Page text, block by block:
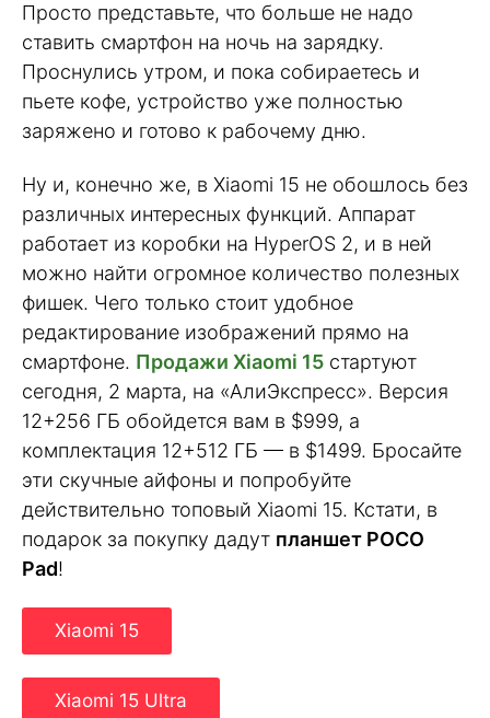
Просто представьте, что больше не надо
ставить смартфон на ночь на зарядку.
Проснулись утром, и пока собираетесь и
пьете кофе, устройство уже полностью
заряжено и готово к рабочему дню.
Ну и, конечно же, в Xiaomi 15 не обошлось без
различных интересных функций. Аппарат
работает из коробки на HyperOS 2, и в ней
можно найти огромное количество полезных
фишек. Чего только стоит удобное
редактирование изображений прямо на
смартфоне. Продажи Xiaomi 15 стартуют
сегодня, 2 марта, на «АлиЭкспресс». Версия
12+256 ГБ обойдется вам в $999, а
комплектация 12+512 ГБ — в $1499. Бросайте
эти скучные айфоны и попробуйте
действительно топовый Xiaomi 15. Кстати, в
подарок за покупку дадут планшет POCO
Pad!
Xiaomi 15
Xiaomi 15 Ultra